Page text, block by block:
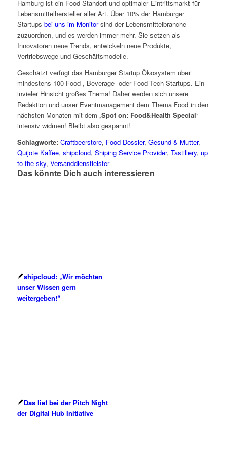
Hamburg ist ein Food-Standort und optimaler Eintrittsmarkt für
Lebensmittelhersteller aller Art. Über 10% der Hamburger
Startups bei uns im Monitorsind der Lebensmittelbranche
zuzuordnen, und es werden immer mehr. Sie setzen als
Innovatoren neue Trends, entwickeln neue Produkte,
Vertriebswege und Geschäftsmodelle.
Geschätzt verfügt das Hamburger Startup Ökosystem über
mindestens 100 Food-, Beverage- oder Food-Tech-Startups. Ein
invieler Hinsicht großes Thema! Daher werden sich unsere
Redaktion und unser Eventmanagement dem Thema Food in den
nächsten Monaten mit dem ‚Spot on: Food&Health Special‘
intensiv widmen! Bleibt also gespannt!
Schlagworte: Craftbeerstore, Food-Dossier, Gesund & Mutter,
Quijote Kaffee, shipcloud, Shiping Service Provider, Tastillery, up
to the sky, Versanddienstleister
Das könnte Dich auch interessieren
shipcloud: „Wir möchten
unser Wissen gern
weitergeben!“
Das lief bei der Pitch Night
der Digital Hub Initiative